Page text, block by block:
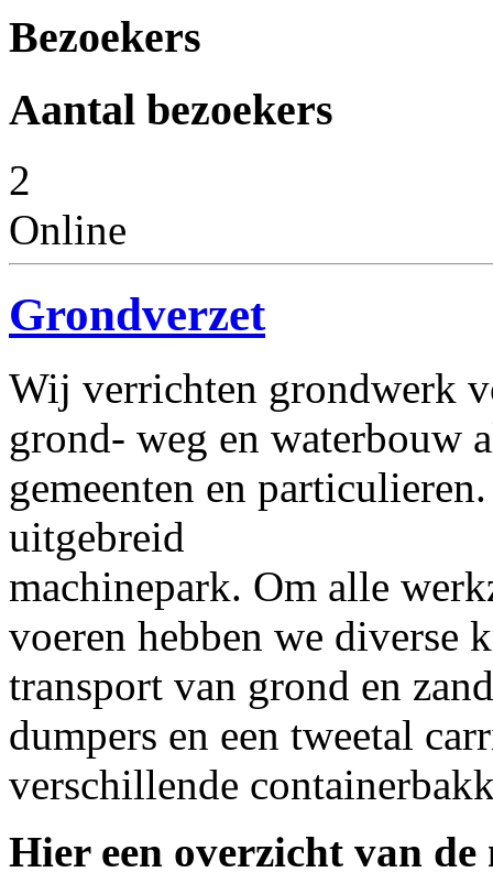
Bezoekers
Aantal bezoekers
2
Online
Grondverzet
Wij verrichten grondwerk
grond- weg en waterbouw
gemeenten en
uitgebreid
machinepark. Om alle
voeren hebben we diverse
transport van grond en
dumpers en een tweetal
verschillende
Hier een overzicht van de